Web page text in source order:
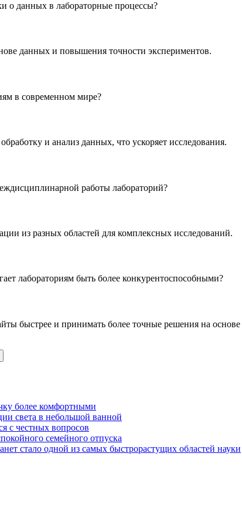
о данных в лабораторные процессы?
данных и повышения точности экспериментов.
в современном мире?
и анализ данных, что ускоряет исследования.
работы лабораторий?
из разных областей для комплексных исследований.
лабораториям быть более конкурентоспособными?
быстрее и принимать более точные решения на
более комфортными
света в небольшой ванной
с честных вопросов
семейного отпуска
стало одной из самых быстрорастущих областей науки